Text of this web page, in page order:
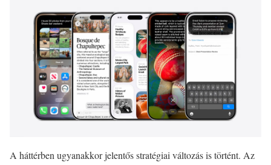
A háttérben ugyanakkor jelentős stratégiai változás is történt. Az